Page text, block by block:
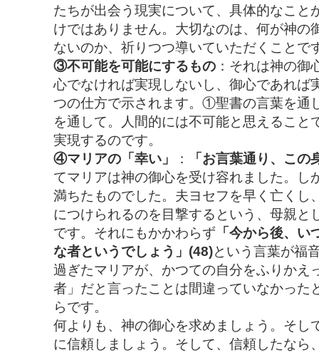
たちが出会う現実について、具体的なこと
けではありません。大切なのは、何が神の
ないのか、祈りつつ導いていただくことで
③不可能を可能にするもの ：それは神の御
心でなければ実現しないし、御心であれば
つの仕方で示されます。①聖書の言葉を
を通して。人間的には不可能と思えること
実現するのです。
④マリアの「幸い」
：
「お言葉通り、こ
てマリアは神の御心を受け容れました。し
満ちたものでした。夫ヨセフを早く亡くし
につけられるのを目撃するという、母親と
です。それにもかかわらず 「今から後、
な者というでしょう」(48)という言葉が福
過ぎたマリアが、かつての自分をふりかえ
者」だと言ったことは間違っていなかった
らです。
何よりも、神の御心を求めましょう。そし
に信頼しましょう。そして、信頼したなら